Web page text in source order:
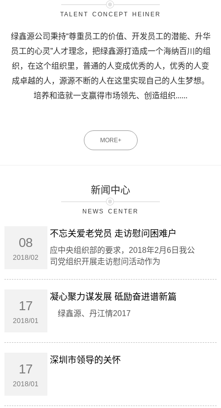
TALENT CONCEPT HEINER
绿鑫源公司秉持“尊重员工的价值、开发员工的潜能、升华
员工的心灵”人才理念，把绿鑫源打造成一个海纳百川的组
织，在这个组织里，普通的人变成优秀的人，优秀的人变
成卓越的人，源源不断的人在这里实现自己的人生梦想。
培养和造就一支赢得市场领先、创造组织......
MORE+
新闻中心
NEWS CENTER
08
2018/02
不忘关爱老党员 走访慰问困难户
应中央组织部的要求，2018年2月6日我公
司党组织开展走访慰问活动作为
17
2018/01
凝心聚力谋发展 砥励奋进谱新篇
绿鑫源、丹江情2017
17
2018/01
深圳市领导的关怀